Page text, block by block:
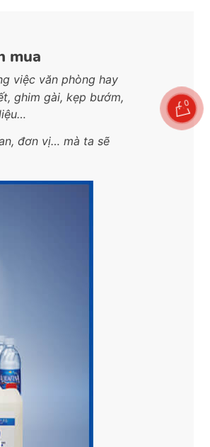
mua
việc văn phòng hay
ghim gài, kẹp bướm,
đơn vị… mà ta sẽ
0